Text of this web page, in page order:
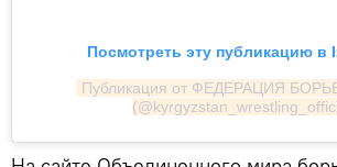
Посмотреть эту публикацию в
Публикация от ФЕДЕРАЦИЯ